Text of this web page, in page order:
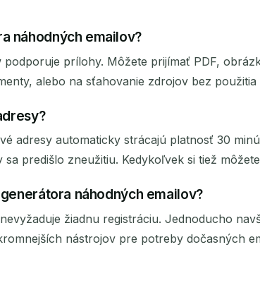
náhodných emailov?
prílohy. Môžete prijímať PDF,
alebo na sťahovanie zdrojov bez
adresy automaticky strácajú platnosť 30
predišlo zneužitiu. Kedykoľvek si tiež
náhodných emailov?
žiadnu registráciu. Jednoducho
nástrojov pre potreby dočasných